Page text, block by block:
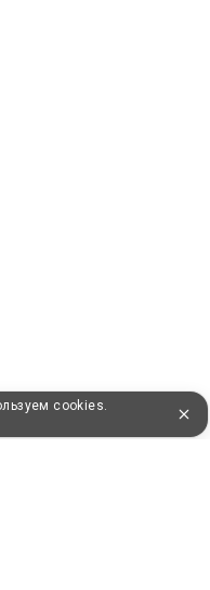
cookies.